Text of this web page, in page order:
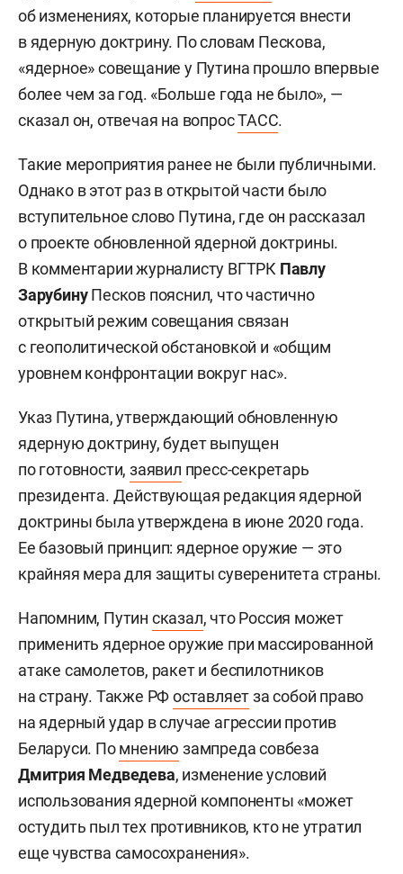
об изменениях, которые планируется внести
в ядерную доктрину. По словам Пескова,
«ядерное» совещание у Путина прошло впервые
более чем за год. «Больше года не было», —
сказал он, отвечая на вопросТАСС.
Такие мероприятия ранее не были публичными.
Однако в этот раз в открытой части было
вступительное слово Путина, где он рассказал
о проекте обновленной ядерной доктрины.
В комментарии журналисту ВГТРК Павлу
ЗарубинуПесков пояснил, что частично
открытый режим совещания связан
с геополитической обстановкой и «общим
уровнем конфронтации вокруг нас».
Указ Путина, утверждающий обновленную
ядерную доктрину, будет выпущен
по готовности,заявил пресс-секретарь
президента. Действующая редакция ядерной
доктрины была утверждена в июне 2020 года.
Ее базовый принцип: ядерное оружие — это
крайняя мера для защиты суверенитета страны.
Напомним, Путин сказал, что Россия может
применить ядерное оружие при массированной
атаке самолетов, ракет и беспилотников
на страну. Также РФоставляетза собой право
на ядерный удар в случае агрессии против
Беларуси. Помнению зампреда совбеза
Дмитрия Медведева, изменение условий
использования ядерной компоненты «может
остудить пыл тех противников, кто не утратил
еще чувства самосохранения».